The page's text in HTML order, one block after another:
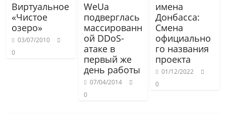
Виртуальное
«Чистое
озеро»
03/07/2010
0
WeUa
подверглась
массированн
ой DDoS-
атаке в
первый же
день работы
07/04/2014
0
имена
Донбасса:
Смена
официально
го названия
проекта
01/12/2022
0